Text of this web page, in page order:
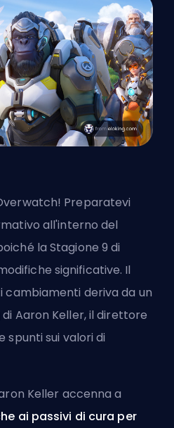
Preparatevi
all'interno del
la Stagione 9 di
significative. Il
cambiamenti deriva da un
Aaron Keller, il direttore
spunti sui valori di
Keller accenna a
ai passivi di cura per